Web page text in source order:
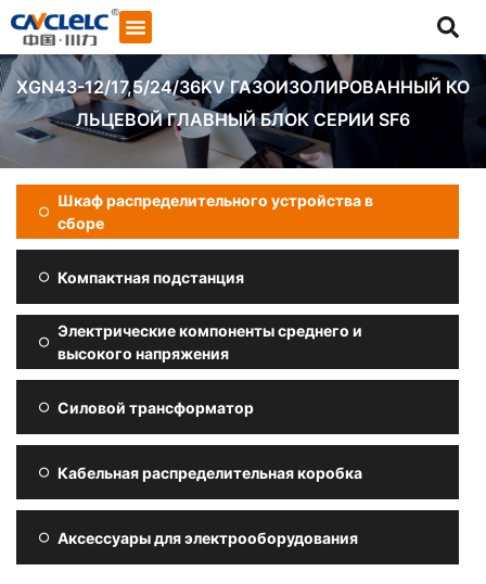
XGN43-12/17,5/24/36KV ГАЗОИЗОЛИРОВАННЫЙ КО
ЛЬЦЕВОЙ ГЛАВНЫЙ БЛОК СЕРИИ SF6
Шкаф распределительного устройства в
сборе
Компактная подстанция
Электрические компоненты среднего и
высокого напряжения
Силовой трансформатор
Кабельная распределительная коробка
Аксессуары для электрооборудования
Начать общение